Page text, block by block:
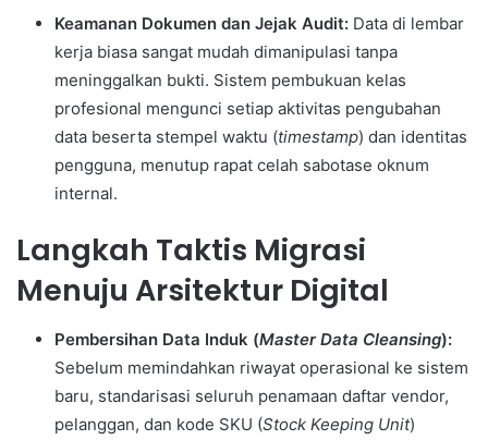
Keamanan Dokumen dan Jejak Audit: Data di lembar
kerja biasa sangat mudah dimanipulasi tanpa
meninggalkan bukti. Sistem pembukuan kelas
profesional mengunci setiap aktivitas pengubahan
data beserta stempel waktu (timestamp) dan identitas
pengguna, menutup rapat celah sabotase oknum
internal.
Langkah Taktis Migrasi
Menuju Arsitektur Digital
Pembersihan Data Induk (Master Data Cleansing):
Sebelum memindahkan riwayat operasional ke sistem
baru, standarisasi seluruh penamaan daftar vendor,
pelanggan, dan kode SKU (Stock Keeping Unit)